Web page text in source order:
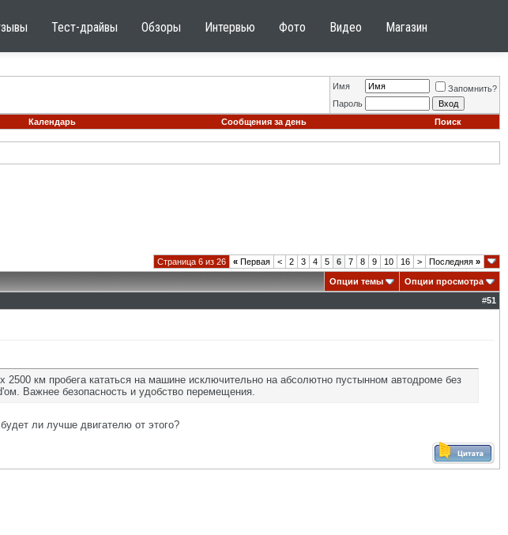
Тест-драйвы Обзоры Интервью Фото Видео Магазин
Имя
Запомнить?
Пароль
Календарь Сообщения за день Поиск
Страница 6 из 26 « Первая < 2 3 4 5 6 7 8 9 10 16 > Последняя »
Опции темы
Опции просмотра
#51
км пробега кататься на машине исключительно на абсолютно пустынном автодроме без
Важнее безопасность и удобство перемещения.
ли лучше двигателю от этого?